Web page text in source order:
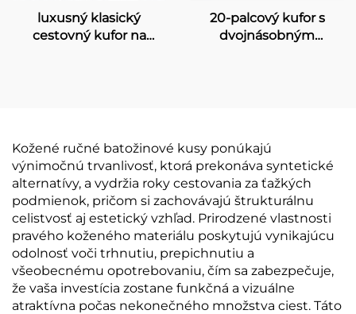
luxusný klasický
cestovný kufor na
povrchom a
uzamknutím TSA
20-palcový kufor s
dvojnásobným
otočným kolieskom,
úplne hliníková
batožina
Kožené ručné batožinové kusy ponúkajú
výnimočnú trvanlivosť, ktorá prekonáva syntetické
alternatívy, a vydržia roky cestovania za ťažkých
podmienok, pričom si zachovávajú štrukturálnu
celistvosť aj estetický vzhľad. Prirodzené vlastnosti
pravého koženého materiálu poskytujú vynikajúcu
odolnosť voči trhnutiu, prepichnutiu a
všeobecnému opotrebovaniu, čím sa zabezpečuje,
že vaša investícia zostane funkčná a vizuálne
atraktívna počas nekonečného množstva ciest. Táto